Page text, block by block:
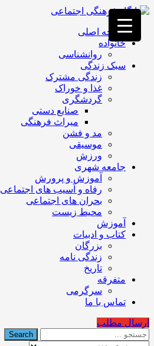
فصد
خون
غرب
تهران
خشکشویی
تصفیه
تهران
صفحه اصلی
خانواده
روانشناسی
سبک زندگی
زندگی مشترک
غذا و خوراک
گردشگری
صنایع دستی
میراث فرهنگی
مد و فشن
موسیقی
ورزش
جامعه شهری
آموزش و پرورش
رفاه و آسیب های اجتماعی
بحران های اجتماعی
محیط زیست
آموزش
کتاب و ادبیات
بزرگان
زندگی نامه
تاریخ
متفرقه
سرگرمی
تماس با ما
ارسال مطلب